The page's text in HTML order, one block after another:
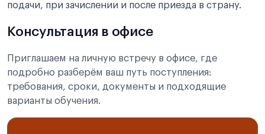
подачи, при зачислении и после приезда в страну.
Консультация в офисе
Приглашаем на личную встречу в офисе, где
подробно разберём ваш путь поступления:
требования, сроки, документы и подходящие
варианты обучения.